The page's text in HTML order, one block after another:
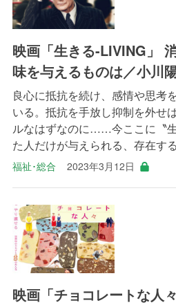
映画「生きる-LIVING」
味を与えるものは／小川
良心に抵抗を続け、感情や思考
いる。抵抗を手放し抑制を外せ
ルなはずなのに……今ここに〝
た人だけが与えられる、存在す
福祉･総合 2023年3月12日
映画「チョコレートな人